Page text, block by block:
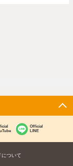
Official
LINE
について